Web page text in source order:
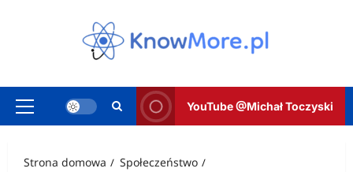
Menu
YouTube @Michał Toczyski
Strona domowa
Społeczeństwo